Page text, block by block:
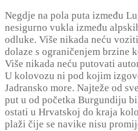
Negdje na pola puta između
nesigurno vukla između
odluke. Više nikada neću
dolaze s ograničenjem brzine
Više nikada neću putovati
U kolovozu ni pod kojim
Jadransko more. Najteže od
put u od početka Burgundiju
ostati u Hrvatskoj do kraja
plaži čije se navike nisu